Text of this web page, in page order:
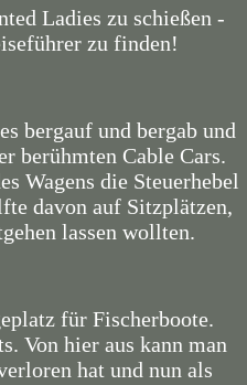
Ladies zu schießen -
zu finden!
bergauf und bergab und
berühmten Cable Cars.
Wagens die Steuerhebel
davon auf Sitzplätzen,
lassen wollten.
für Fischerboote.
Von hier aus kann man
hat und nun als